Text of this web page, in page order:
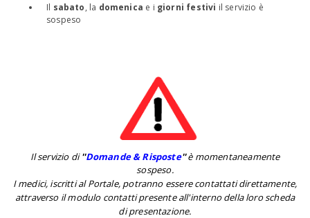
Il sabato, la domenica e i giorni festivi il servizio è
sospeso
Il servizio di''Domande & Risposte''è momentaneamente
sospeso.
I medici, iscritti al Portale, potranno essere contattati direttamente,
attraverso il modulo contatti presente all'interno della loro scheda
di presentazione.